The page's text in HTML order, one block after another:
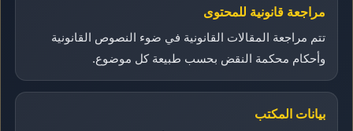
مراجعة قانونية للمحتوى
تتم مراجعة المقالات القانونية في ضوء النصوص القانونية
وأحكام محكمة النقض بحسب طبيعة كل موضوع.
بيانات المكتب